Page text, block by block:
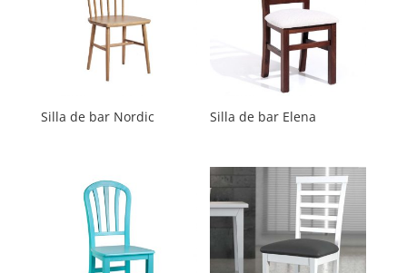
Silla de bar Nordic Silla de bar Elena